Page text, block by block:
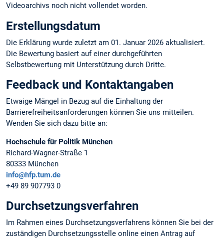
Videoarchivs noch nicht vollendet worden.
Erstellungsdatum
Die Erklärung wurde zuletzt am 01. Januar 2026 aktualisiert.
Die Bewertung basiert auf einer durchgeführten
Selbstbewertung mit Unterstützung durch Dritte.
Feedback und Kontaktangaben
Etwaige Mängel in Bezug auf die Einhaltung der
Barrierefreiheitsanforderungen können Sie uns mitteilen.
Wenden Sie sich dazu bitte an:
Hochschule für Politik München
Richard-Wagner-Straße 1
80333 München
info@hfp.tum.de
+49 89 907793 0
Durchsetzungsverfahren
Im Rahmen eines Durchsetzungsverfahrens können Sie bei der
zuständigen Durchsetzungsstelle online einen Antrag auf